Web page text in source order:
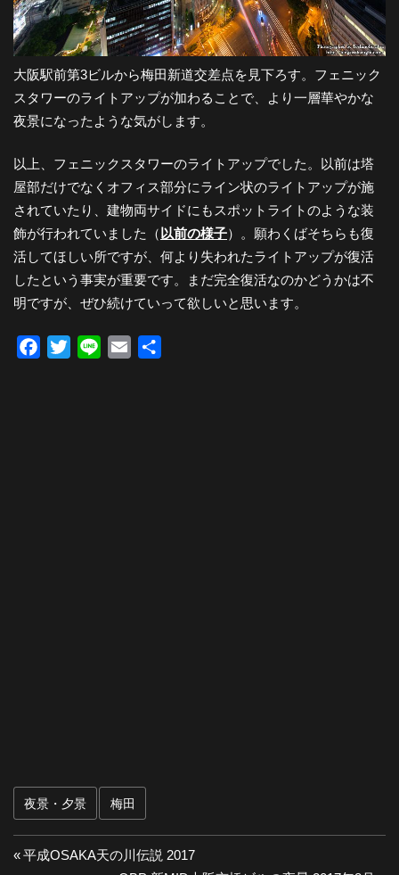
大阪駅前第3ビルから梅田新道交差点を見下ろす。フェニック
スタワーのライトアップが加わることで、より一層華やかな
夜景になったような気がします。
以上、フェニックスタワーのライトアップでした。以前は塔
屋部だけでなくオフィス部分にライン状のライトアップが施
されていたり、建物両サイドにもスポットライトのような装
飾が行われていました（以前の様子）。願わくばそちらも復
活してほしい所ですが、何より失われたライトアップが復活
したという事実が重要です。まだ完全復活なのかどうかは不
明ですが、ぜひ続けていって欲しいと思います。
Facebook
TwitterLine Email
夜景・夕景 梅田
投
前
平成OSAKA天の川伝説 2017